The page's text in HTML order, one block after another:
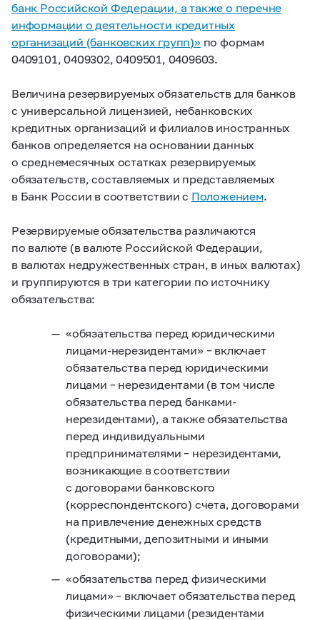
банк Российской Федерации, а также о перечне
информации о деятельности кредитных
организаций (банковских групп)»по формам
0409101, 0409302, 0409501, 0409603.
Величина резервируемых обязательств для банков
с универсальной лицензией, небанковских
кредитных организаций и филиалов иностранных
банков определяется на основании данных
о среднемесячных остатках резервируемых
обязательств, составляемых и представляемых
в Банк России в соответствии с Положением.
Резервируемые обязательства различаются
по валюте (в валюте Российской Федерации,
в валютах недружественных стран, в иных валютах)
и группируются в три категории по источнику
обязательства:
«обязательства перед юридическими
лицами-нерезидентами» – включает
обязательства перед юридическими
лицами – нерезидентами (в том числе
обязательства перед банками-
нерезидентами), а также обязательства
перед индивидуальными
предпринимателями – нерезидентами,
возникающие в соответствии
с договорами банковского
(корреспондентского) счета, договорами
на привлечение денежных средств
(кредитными, депозитными и иными
договорами);
«обязательства перед физическими
лицами» – включает обязательства перед
физическими лицами (резидентами